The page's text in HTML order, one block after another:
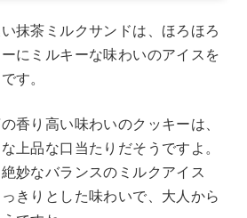
抹茶ミルクサンドは、ほろほろ
にミルキーな味わいのアイスを
す。
香り高い味わいのクッキーは、
上品な口当たりだそうですよ。
妙なバランスのミルクアイス
きりとした味わいで、大人から